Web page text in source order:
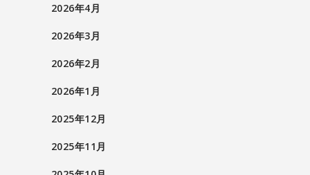
2026年4月
2026年3月
2026年2月
2026年1月
2025年12月
2025年11月